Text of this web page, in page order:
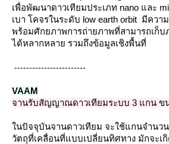
เพื่อพัฒนาดาวเทียมประเภท nano และ
เบา โคจรในระดับ low earth orbit มีคว
พร้อมศักยภาพการถ่ายภาพที่สามารถเก็บ
ได้หลากหลาย รวมถึงข้อมูลเชิงพื้นที่
------------------------
VAAM
จานรับสัญญาณดาวเทียมระบบ 3 แกน ข
นปัจจุบันจานดาวเทียม จะใช้แกนจำนว
วัตถุที่เคลื่อนที่แบบเปลี่ยนทิศทาง มักจะเ